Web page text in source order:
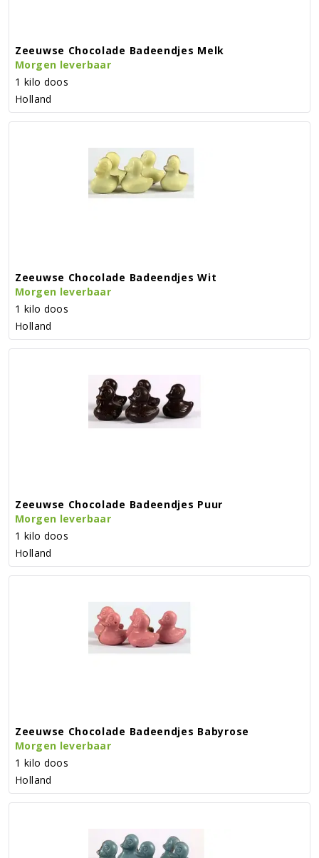
Zeeuwse Chocolade Badeendjes Melk
Morgen leverbaar
1 kilo doos
Holland
Zeeuwse Chocolade Badeendjes Wit
Morgen leverbaar
1 kilo doos
Holland
Zeeuwse Chocolade Badeendjes Puur
Morgen leverbaar
1 kilo doos
Holland
Zeeuwse Chocolade Badeendjes Babyrose
Morgen leverbaar
1 kilo doos
Holland